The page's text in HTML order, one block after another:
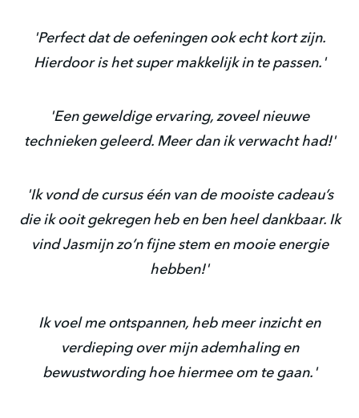
'Perfect dat de oefeningen ook echt kort zijn.
Hierdoor is het super makkelijk in te passen.'
'Een geweldige ervaring, zoveel nieuwe
technieken geleerd. Meer dan ik verwacht had!'
'Ik vond de cursus één van de mooiste cadeau’s
die ik ooit gekregen heb en ben heel dankbaar. Ik
vind Jasmijn zo’n fijne stem en mooie energie
hebben!'
Ik voel me ontspannen, heb meer inzicht en
verdieping over mijn ademhaling en
bewustwording hoe hiermee om te gaan.'